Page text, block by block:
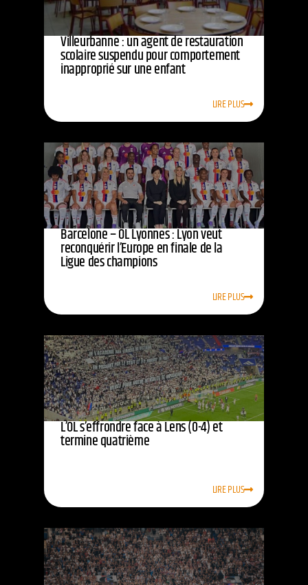
Villeurbanne : un agent de restauration
scolaire suspendu pour comportement
inapproprié sur une enfant
LIRE PLUS
Barcelone – OL Lyonnes : Lyon veut
reconquérir l’Europe en finale de la
Ligue des champions
LIRE PLUS
L’OL s’effrondre face à Lens (0-4) et
termine quatrième
LIRE PLUS